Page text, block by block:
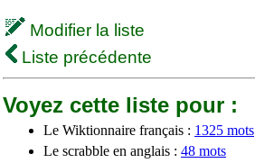
Modifier la liste
Liste précédente
Voyez cette liste pour :
Le Wiktionnaire français : 1325 mots
Le scrabble en anglais : 48 mots